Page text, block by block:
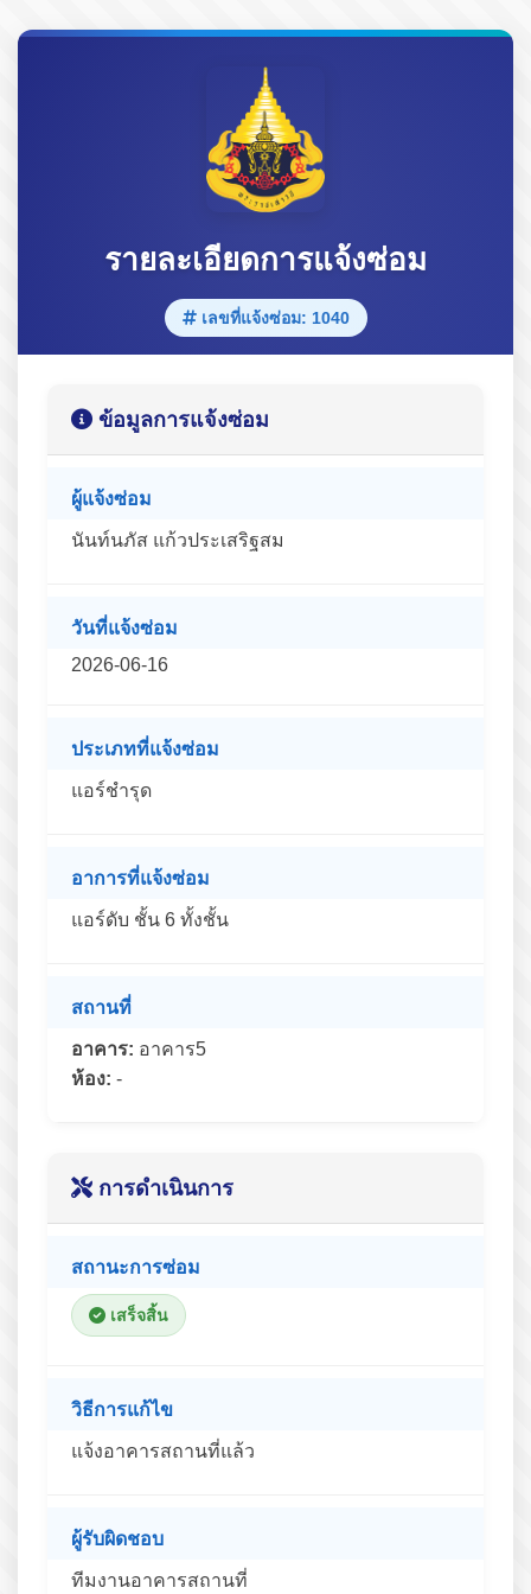
รายละเอียดการแจ้งซ่อม
เลขที่แจ้งซ่อม: 1040
ข้อมูลการแจ้งซ่อม
ผู้แจ้งซ่อม
นันท์นภัส แก้วประเสริฐสม
วันที่แจ้งซ่อม
2026-06-16
ประเภทที่แจ้งซ่อม
แอร์ชำรุด
อาการที่แจ้งซ่อม
แอร์ดับ ชั้น 6 ทั้งชั้น
สถานที่
อาคาร: อาคาร5
ห้อง: -
การดำเนินการ
สถานะการซ่อม
เสร็จสิ้น
วิธีการแก้ไข
แจ้งอาคารสถานที่แล้ว
ผู้รับผิดชอบ
ทีมงานอาคารสถานที่